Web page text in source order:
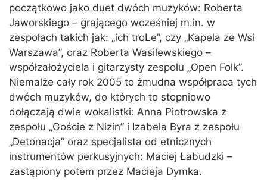
początkowo jako duet dwóch muzyków: Roberta
Jaworskiego – grającego wcześniej m.in. w
zespołach takich jak: „ich troLe”, czy „Kapela ze Wsi
Warszawa”, oraz Roberta Wasilewskiego –
współzałożyciela i gitarzysty zespołu „Open Folk”.
Niemalże cały rok 2005 to żmudna współpraca tych
dwóch muzyków, do których to stopniowo
dołączają dwie wokalistki: Anna Piotrowska z
zespołu „Goście z Nizin” i Izabela Byra z zespołu
„Detonacja” oraz specjalista od etnicznych
instrumentów perkusyjnych: Maciej Łabudzki –
zastąpiony potem przez Macieja Dymka.